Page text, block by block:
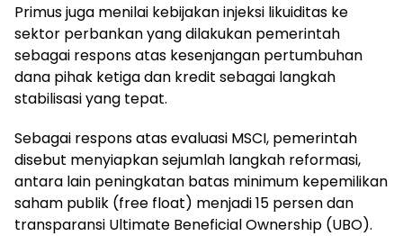
Primus juga menilai kebijakan injeksi likuiditas ke
sektor perbankan yang dilakukan pemerintah
sebagai respons atas kesenjangan pertumbuhan
dana pihak ketiga dan kredit sebagai langkah
stabilisasi yang tepat.
Sebagai respons atas evaluasi MSCI, pemerintah
disebut menyiapkan sejumlah langkah reformasi,
antara lain peningkatan batas minimum kepemilikan
saham publik (free float) menjadi 15 persen dan
transparansi Ultimate Beneficial Ownership (UBO).